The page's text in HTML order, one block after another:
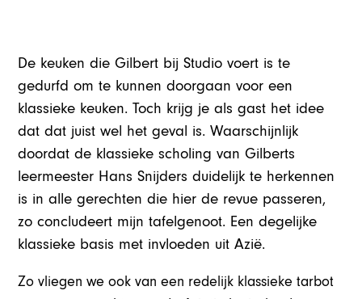
De keuken die Gilbert bij Studio voert is te
gedurfd om te kunnen doorgaan voor een
klassieke keuken. Toch krijg je als gast het idee
dat dat juist wel het geval is. Waarschijnlijk
doordat de klassieke scholing van Gilberts
leermeester Hans Snijders duidelijk te herkennen
is in alle gerechten die hier de revue passeren,
zo concludeert mijn tafelgenoot. Een degelijke
klassieke basis met invloeden uit Azië.
Zo vliegen we ook van een redelijk klassieke tarbot